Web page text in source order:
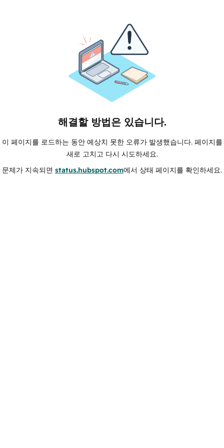
해결할 방법은 있습니다.
이 페이지를 로드하는 동안 예상치 못한 오류가 발생했습니다. 페이지를
새로 고치고 다시 시도하세요.
문제가 지속되면 status.hubspot.com에서 상태 페이지를 확인하세요.